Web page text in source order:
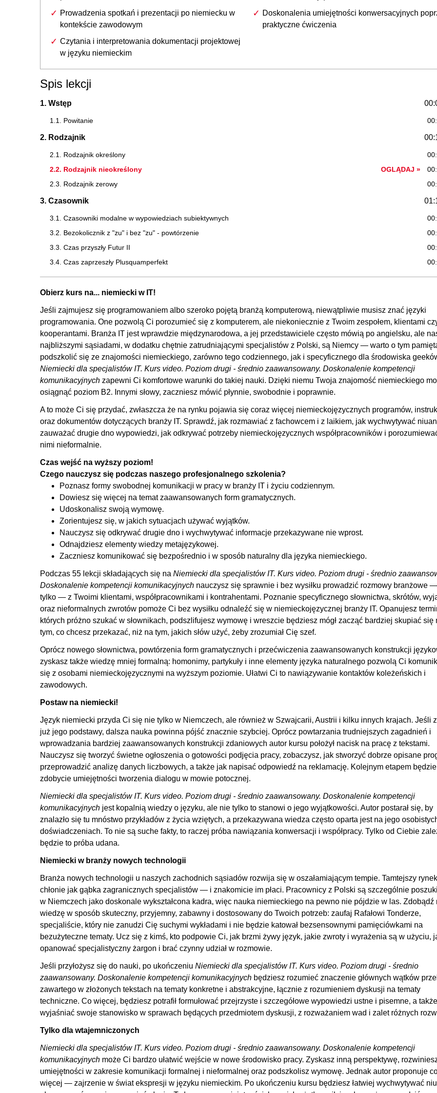
Prowadzenia spotkań i prezentacji po niemiecku w
kontekście zawodowym
Czytania i interpretowania dokumentacji projektowej
w języku niemieckim
Doskonalenia umiejętności konwersacyjnych
praktyczne ćwiczenia
Spis lekcji
1. Wstęp
1.1. Powitanie
2. Rodzajnik
2.1. Rodzajnik określony
2.2. Rodzajnik nieokreślony
OGLĄDAJ »
2.3. Rodzajnik zerowy
3. Czasownik
3.1. Czasowniki modalne w wypowiedziach subiektywnych
3.2. Bezokolicznik z "zu" i bez "zu" - powtórzenie
3.3. Czas przyszły Futur II
3.4. Czas zaprzeszły Plusquamperfekt
3.5. Strona bierna wyrażająca proces - Vorgangspassiv
3.6. Strona bierna określająca stan - Zustandspassiv
3.7. Formy konkurencyjne dla strony biernej
3.8. Tryb przypuszczający - wstęp
3.9. Czasowniki modalne w trybie przypuszczającym
3.10. Tryb przypuszczający w czasie przeszłym
3.11. Przydawka rozwinięta
3.12. Reakcja czasownika
OGLĄDAJ »
4. Rzeczownik
4.1. Rzeczowniki utworzone od nazw miast i państw
4.2. Pluralia tantum
4.3. Homonimy - jak je rozróżniać
4.4. Tworzenie rzeczowników od innych części mowy
4.5. Znaczenie wybranych przedrostków
4.6. Wyrażenia rzeczownikowo-czasownikowe
4.7. Rekcja rzeczownika
5. Przymiotnik
5.1. Tworzenie przymiotników od nazw geograficznych
5.2. Odmiana przymiotnika po rodzajniku określonym, nieokreślonym i zerowym
5.4. Rekcja przymiotnika
6. Zaimek
6.1. Zaimek zwrotny
6.2. Zaimek nieokreślony
6.4. Zaimek względny
6.5. Zaimek wzajemny
7. Przysłówek
7.1. Przysłówek zaimkowy
8. Liczebnik
8.1. Liczebniki ułamkowe
8.2. Liczebniki nieokreślone
8.3. Liczebniki mnożne i wielokrotne
9.1. Przyimki łączące się z Akkusativem
9.2. Przyimki łączące się z Dativem
9.3. Przyimki łączące się z Genitivem
9.4. Przyimki łączące się z Akkusativem lub Dativem
10. Partykuła
10.1. Partykuła
11. Składnia
11.1. Kolejność okoliczników w zdaniu
11.2. Zdania podmiotowe
11.3. Zdania okolicznikowe czasu
11.5. Zdania okolicznikowe przyzwolenia
11.6. Zdania okolicznikowe skutku
11.7. Zdania okolicznikowe sposobu
11.8. Dopowiedzenie
11.9. Zdania porównawcze
11.10. Zdania ze spójnikami wieloczłonowymi
12. Ćwiczenia leksykalno-gramatyczne
12.1. Ogłoszenie o pracę
Obierz kurs na... niemiecki w IT!
Jeśli zajmujesz się programowaniem albo szeroko pojętą branżą komputerową, niewątpliwie musisz znać języki
programowania. One pozwolą Ci porozumieć się z komputerem, ale niekoniecznie z Twoim zespołem, klientami
kooperantami. Branża IT jest wprawdzie międzynarodowa, a jej przedstawiciele często mówią po angielsku, ale
najbliższymi sąsiadami, w dodatku chętnie zatrudniającymi specjalistów z Polski, są Niemcy — warto o tym
podszkolić się ze znajomości niemieckiego, zarówno tego codziennego, jak i specyficznego dla środowiska
Niemiecki dla specjalistów IT. Kurs video. Poziom drugi - średnio zaawansowany. Doskonalenie kompetencji
komunikacyjnych zapewni Ci komfortowe warunki do takiej nauki. Dzięki niemu Twoja znajomość niemieckiego
osiągnąć poziom B2. Innymi słowy, zaczniesz mówić płynnie, swobodnie i poprawnie.
A to może Ci się przydać, zwłaszcza że na rynku pojawia się coraz więcej niemieckojęzycznych programów,
oraz dokumentów dotyczących branży IT. Sprawdź, jak rozmawiać z fachowcem i z laikiem, jak wychwytywać
zauważać drugie dno wypowiedzi, jak odkrywać potrzeby niemieckojęzycznych współpracowników i
nimi nieformalnie.
Czas wejść na wyższy poziom!
Czego nauczysz się podczas naszego profesjonalnego szkolenia?
Poznasz formy swobodnej komunikacji w pracy w branży IT i życiu codziennym.
Dowiesz się więcej na temat zaawansowanych form gramatycznych.
Udoskonalisz swoją wymowę.
Zorientujesz się, w jakich sytuacjach używać wyjątków.
Nauczysz się odkrywać drugie dno i wychwytywać informacje przekazywane nie wprost.
Odnajdziesz elementy wiedzy metajęzykowej.
Zaczniesz komunikować się bezpośrednio i w sposób naturalny dla języka niemieckiego.
Podczas 55 lekcji składających się na Niemiecki dla specjalistów IT. Kurs video. Poziom drugi - średnio
Doskonalenie kompetencji komunikacyjnych nauczysz się sprawnie i bez wysiłku prowadzić rozmowy branżowe
tylko — z Twoimi klientami, współpracownikami i kontrahentami. Poznanie specyficznego słownictwa, skrótów,
oraz nieformalnych zwrotów pomoże Ci bez wysiłku odnaleźć się w niemieckojęzycznej branży IT. Opanujesz
których próżno szukać w słownikach, podszlifujesz wymowę i wreszcie będziesz mógł zacząć bardziej skupiać się
tym, co chcesz przekazać, niż na tym, jakich słów użyć, żeby zrozumiał Cię szef.
Oprócz nowego słownictwa, powtórzenia form gramatycznych i przećwiczenia zaawansowanych konstrukcji
zyskasz także wiedzę mniej formalną: homonimy, partykuły i inne elementy języka naturalnego pozwolą Ci
się z osobami niemieckojęzycznymi na wyższym poziomie. Ułatwi Ci to nawiązywanie kontaktów koleżeńskich i
zawodowych.
Postaw na niemiecki!
Język niemiecki przyda Ci się nie tylko w Niemczech, ale również w Szwajcarii, Austrii i kilku innych krajach. Jeśli
już jego podstawy, dalsza nauka powinna pójść znacznie szybciej. Oprócz powtarzania trudniejszych zagadnień i
wprowadzania bardziej zaawansowanych konstrukcji zdaniowych autor kursu położył nacisk na pracę z tekstami.
Nauczysz się tworzyć świetne ogłoszenia o gotowości podjęcia pracy, zobaczysz, jak stworzyć dobrze opisane
przeprowadzić analizę danych liczbowych, a także jak napisać odpowiedź na reklamację. Kolejnym etapem będzie
zdobycie umiejętności tworzenia dialogu w mowie potocznej.
Niemiecki dla specjalistów IT. Kurs video. Poziom drugi - średnio zaawansowany. Doskonalenie kompetencji
komunikacyjnych jest kopalnią wiedzy o języku, ale nie tylko to stanowi o jego wyjątkowości. Autor postarał się, by
znalazło się tu mnóstwo przykładów z życia wziętych, a przekazywana wiedza często oparta jest na jego
doświadczeniach. To nie są suche fakty, to raczej próba nawiązania konwersacji i współpracy. Tylko od Ciebie
będzie to próba udana.
Niemiecki w branży nowych technologii
Branża nowych technologii u naszych zachodnich sąsiadów rozwija się w oszałamiającym tempie. Tamtejszy rynek
chłonie jak gąbka zagranicznych specjalistów — i znakomicie im płaci. Pracownicy z Polski są szczególnie
w Niemczech jako doskonale wykształcona kadra, więc nauka niemieckiego na pewno nie pójdzie w las. Zdobądź
wiedzę w sposób skuteczny, przyjemny, zabawny i dostosowany do Twoich potrzeb: zaufaj Rafałowi Tonderze,
specjaliście, który nie zanudzi Cię suchymi wykładami i nie będzie katował bezsensownymi pamięciówkami na
bezużyteczne tematy. Ucz się z kimś, kto podpowie Ci, jak brzmi żywy język, jakie zwroty i wyrażenia są w użyciu,
opanować specjalistyczny żargon i brać czynny udział w rozmowie.
Jeśli przyłożysz się do nauki, po ukończeniu Niemiecki dla specjalistów IT. Kurs video. Poziom drugi - średnio
zaawansowany. Doskonalenie kompetencji komunikacyjnych będziesz rozumieć znaczenie głównych wątków
zawartego w złożonych tekstach na tematy konkretne i abstrakcyjne, łącznie z rozumieniem dyskusji na tematy
techniczne. Co więcej, będziesz potrafił formułować przejrzyste i szczegółowe wypowiedzi ustne i pisemne, a także
wyjaśniać swoje stanowisko w sprawach będących przedmiotem dyskusji, z rozważaniem wad i zalet różnych
Tylko dla wtajemniczonych
Niemiecki dla specjalistów IT. Kurs video. Poziom drugi - średnio zaawansowany. Doskonalenie kompetencji
komunikacyjnych może Ci bardzo ułatwić wejście w nowe środowisko pracy. Zyskasz inną perspektywę,
umiejętności w zakresie komunikacji formalnej i nieformalnej oraz podszkolisz wymowę. Jednak autor proponuje
więcej — zajrzenie w świat ekspresji w języku niemieckim. Po ukończeniu kursu będziesz łatwiej wychwytywać